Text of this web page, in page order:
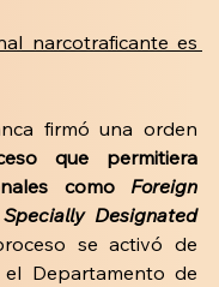
narcotraficante es
firmó una orden
que permitiera
como Foreign
Specially Designated
se activó de
Departamento de